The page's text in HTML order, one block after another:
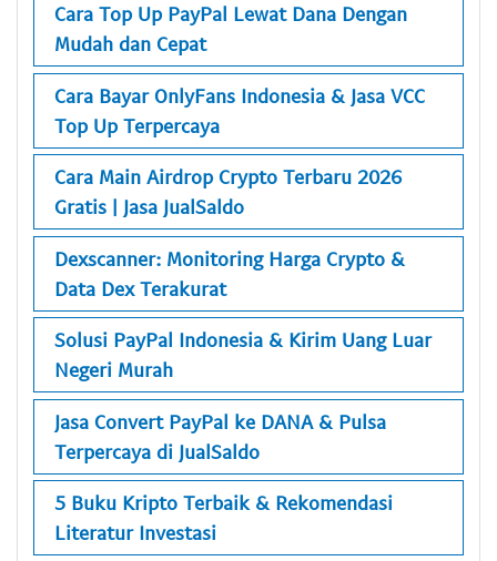
Cara Top Up PayPal Lewat Dana Dengan
Mudah dan Cepat
Cara Bayar OnlyFans Indonesia & Jasa VCC
Top Up Terpercaya
Cara Main Airdrop Crypto Terbaru 2026
Gratis | Jasa JualSaldo
Dexscanner: Monitoring Harga Crypto &
Data Dex Terakurat
Solusi PayPal Indonesia & Kirim Uang Luar
Negeri Murah
Jasa Convert PayPal ke DANA & Pulsa
Terpercaya di JualSaldo
5 Buku Kripto Terbaik & Rekomendasi
Literatur Investasi